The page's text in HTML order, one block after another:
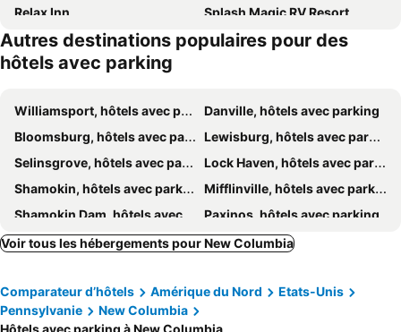
Relax Inn
Splash Magic RV Resort
The Pavilion at the Park
Hampton Inn Danville
Super 8 by Wyndham Danville
Autres destinations populaires pour des
hôtels avec parking
Williamsport, hôtels avec parking
Danville, hôtels avec parking
Bloomsburg, hôtels avec parking
Lewisburg, hôtels avec parking
Selinsgrove, hôtels avec parking
Lock Haven, hôtels avec parking
Shamokin, hôtels avec parking
Mifflinville, hôtels avec parking
Shamokin Dam, hôtels avec parking
Paxinos, hôtels avec parking
Sunbury, hôtels avec parking
Montoursville, hôtels avec parking
Lumberville, hôtels avec parking
Allenwood, hôtels avec parking
Voir tous les hébergements pour New Columbia
Comparateur d’hôtels Amérique du Nord
Etats-Unis
Pennsylvanie
New Columbia